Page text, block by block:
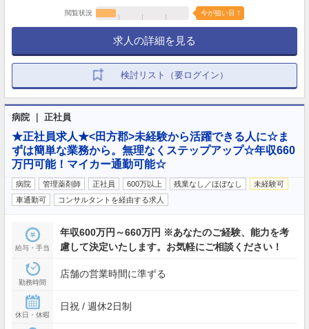
閲覧状況 今が狙い目！
求人の詳細を見る
検討リスト（要ログイン）
病院 ｜ 正社員
★正社員求人★<田方郡>未経験から活躍できる人に☆ま
ずは簡単な業務から。無理なくステップアップ☆年収660
万円可能！マイカー通勤可能☆
病院 管理薬剤師 正社員 600万以上 残業なし／ほぼなし
未経験可
車通勤可
コンサルタントを経由する求人
給与・手当
年収600万円～660万円 ※あなたのご経験、能力を考
慮して決定いたします。お気軽にご相談ください！
勤務時間
店舗の営業時間に準ずる
休日・休暇
日祝 / 週休2日制